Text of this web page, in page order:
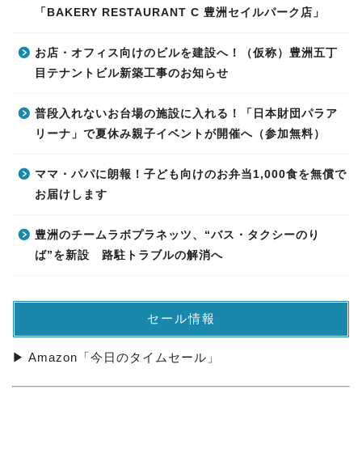
「BAKERY RESTAURANT C 豊洲セイルパーク店」
お店・オフィス向けのビルを建設へ！（仮称）豊洲五丁
目テナントビル新築工事のお知らせ
普段入れないお台場の施設に入れる！「日本財団パラア
リーナ」で夏休み親子イベントが開催へ（参加無料）
ママ・パパに朗報！子ども向けのお弁当1,000食を無償で
お届けします
豊洲のチームラボプラネッツ、“バス・タクシーのり
ば”を新設 路駐トラブルの解消へ
セール情報
▶ Amazon「今日のタイムセール」